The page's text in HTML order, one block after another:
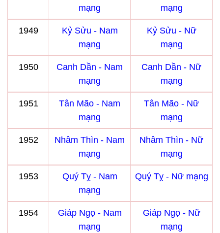
mạng
mạng
1949
Kỷ Sửu - Nam
mạng
Kỷ Sửu - Nữ
mạng
1950
Canh Dần - Nam
mạng
Canh Dần - Nữ
mạng
1951
Tân Mão - Nam
mạng
Tân Mão - Nữ
mạng
1952
Nhâm Thìn - Nam
mạng
Nhâm Thìn - Nữ
mạng
1953
Quý Tỵ - Nam
mạng
Quý Tỵ - Nữ mạng
1954
Giáp Ngọ - Nam
mạng
Giáp Ngọ - Nữ
mạng